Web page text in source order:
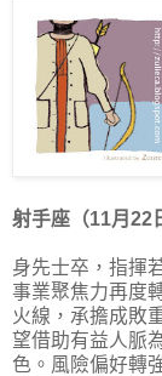
射手座（11月22
身先士卒，指揮
事業聚焦力再度
火線，承擔成敗
望借助有益人脈
色。風險偏好轉